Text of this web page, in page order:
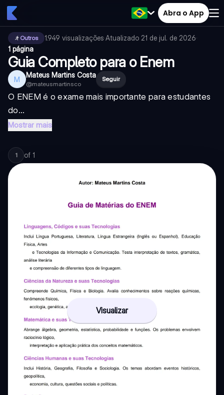
Abra o App
Outros 1.949 visualizações·Atualizado 21 de jul. de 2026·
1 página
Guia Completo para o Enem
M Mateus Martins Costa
@mateusmartinsco
Seguir
O ENEM é o exame mais importante para estudantes
do...
Mostrar mais
1 of 1
Visualizar